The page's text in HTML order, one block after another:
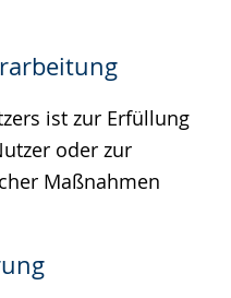
ist zur Erfüllung
oder zur
Maßnahmen